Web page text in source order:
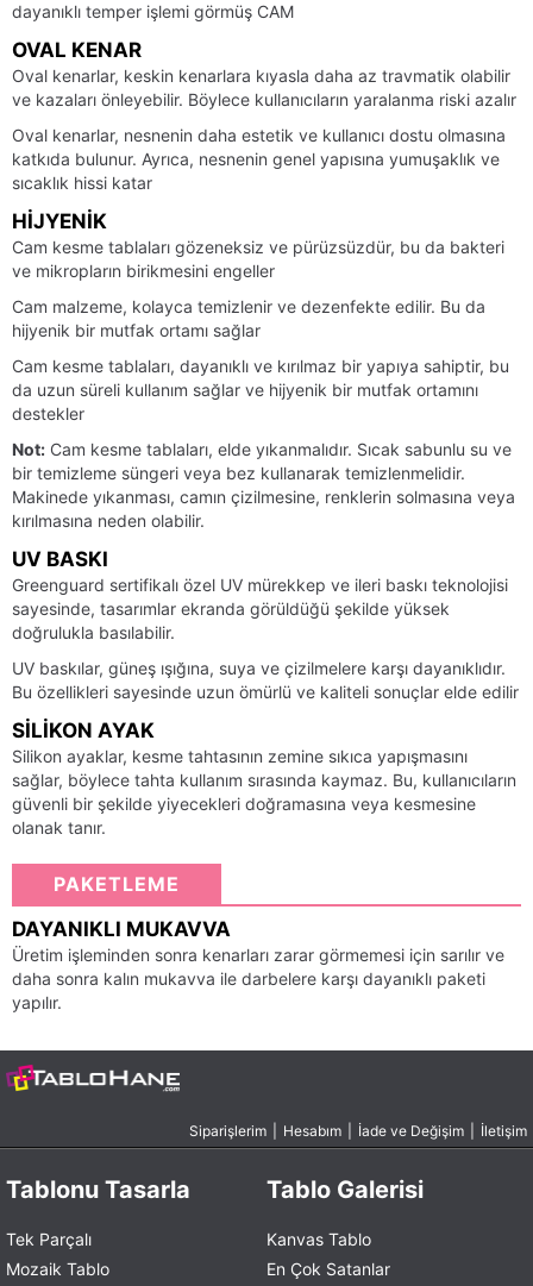
dayanıklı temper işlemi görmüş CAM
OVAL KENAR
Oval kenarlar, keskin kenarlara kıyasla daha az travmatik olabilir
ve kazaları önleyebilir. Böylece kullanıcıların yaralanma riski azalır
Oval kenarlar, nesnenin daha estetik ve kullanıcı dostu olmasına
katkıda bulunur. Ayrıca, nesnenin genel yapısına yumuşaklık ve
sıcaklık hissi katar
HIJYENIK
Cam kesme tablaları gözeneksiz ve pürüzsüzdür, bu da bakteri
ve mikropların birikmesini engeller
Cam malzeme, kolayca temizlenir ve dezenfekte edilir. Bu da
hijyenik bir mutfak ortamı sağlar
Cam kesme tablaları, dayanıklı ve kırılmaz bir yapıya sahiptir, bu
da uzun süreli kullanım sağlar ve hijyenik bir mutfak ortamını
destekler
Not: Cam kesme tablaları, elde yıkanmalıdır. Sıcak sabunlu su ve
bir temizleme süngeri veya bez kullanarak temizlenmelidir.
Makinede yıkanması, camın çizilmesine, renklerin solmasına veya
kırılmasına neden olabilir.
UV BASKI
Greenguard sertifikalı özel UV mürekkep ve ileri baskı teknolojisi
sayesinde, tasarımlar ekranda görüldüğü şekilde yüksek
doğrulukla basılabilir.
UV baskılar, güneş ışığına, suya ve çizilmelere karşı dayanıklıdır.
Bu özellikleri sayesinde uzun ömürlü ve kaliteli sonuçlar elde edilir
SILIKON AYAK
Silikon ayaklar, kesme tahtasının zemine sıkıca yapışmasını
sağlar, böylece tahta kullanım sırasında kaymaz. Bu, kullanıcıların
güvenli bir şekilde yiyecekleri doğramasına veya kesmesine
olanak tanır.
PAKETLEME
DAYANIKLI MUKAVVA
Üretim işleminden sonra kenarları zarar görmemesi için sarılır ve
daha sonra kalın mukavva ile darbelere karşı dayanıklı paketi
yapılır.
Siparişlerim Hesabım İade ve Değişim İletişim
Tablonu Tasarla
Tek Parçalı
Mozaik Tablo
Tablo Galerisi
Kanvas Tablo
En Çok Satanlar